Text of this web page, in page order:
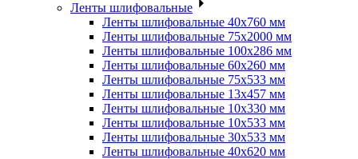
Ленты шлифовальные
Ленты шлифовальные 40х760 мм
Ленты шлифовальные 75х2000 мм
Ленты шлифовальные 100х286 мм
Ленты шлифовальные 60х260 мм
Ленты шлифовальные 75х533 мм
Ленты шлифовальные 13х457 мм
Ленты шлифовальные 10х330 мм
Ленты шлифовальные 10х533 мм
Ленты шлифовальные 30х533 мм
Ленты шлифовальные 40х620 мм